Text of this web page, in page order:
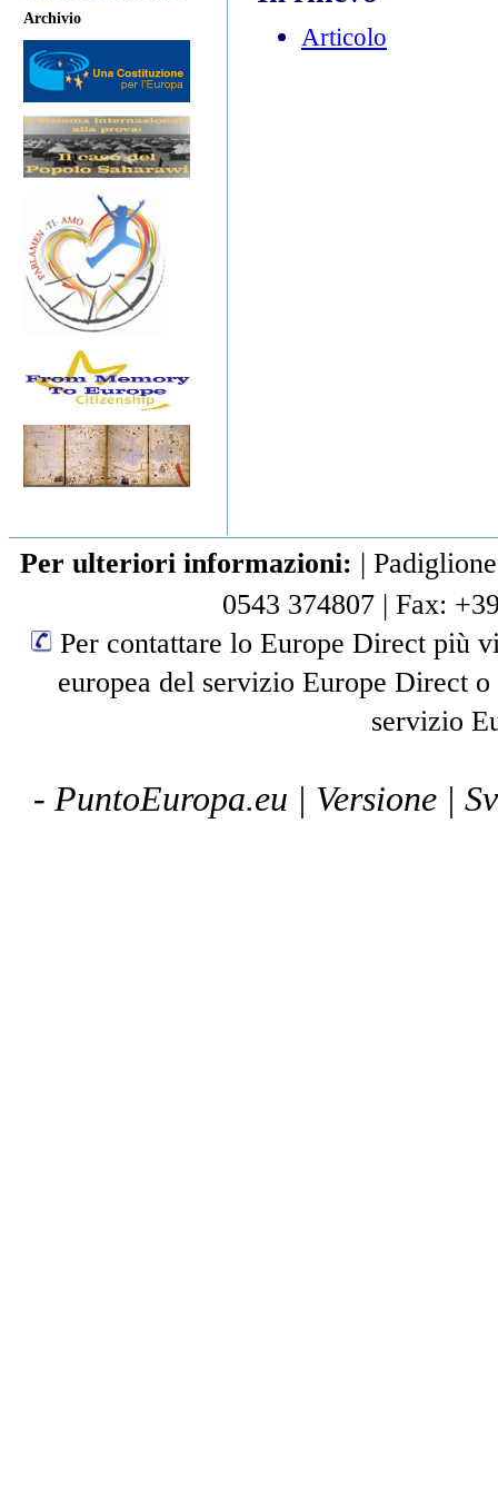
Archivio
Articolo
Per ulteriori informazioni: |
0543 374807 | Fax:
Per contattare lo Europe Direct più
europea del servizio Europe Direct
servizio
- PuntoEuropa.eu | Versione |